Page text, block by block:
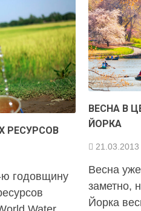
РЕСУРСОВ
годовщину
ВЕСНА В
ЙОРКА
21.03.2013
Весна
заметно,
Йорка